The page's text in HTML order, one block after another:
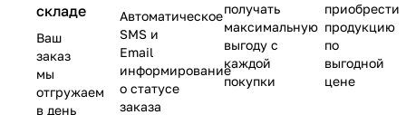
складе
Ваш
заказ
мы
отгружаем
в день
Автоматическое
SMS и
Email
информирование
о статусе
заказа
получать
максимальную
выгоду с
каждой
покупки
приобрести
продукцию
по
выгодной
цене